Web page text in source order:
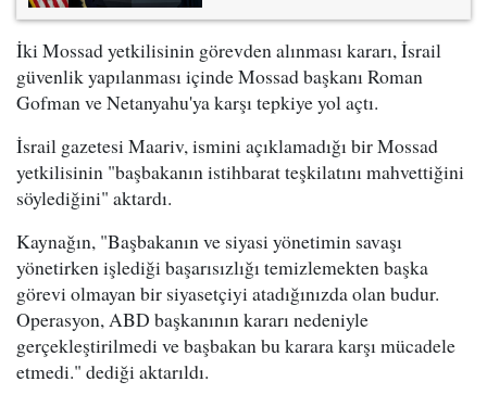
İki Mossad yetkilisinin görevden alınması kararı, İsrail
güvenlik yapılanması içinde Mossad başkanı Roman
Gofman ve Netanyahu'ya karşı tepkiye yol açtı.
İsrail gazetesi Maariv, ismini açıklamadığı bir Mossad
yetkilisinin "başbakanın istihbarat teşkilatını mahvettiğini
söylediğini" aktardı.
Kaynağın, "Başbakanın ve siyasi yönetimin savaşı
yönetirken işlediği başarısızlığı temizlemekten başka
görevi olmayan bir siyasetçiyi atadığınızda olan budur.
Operasyon, ABD başkanının kararı nedeniyle
gerçekleştirilmedi ve başbakan bu karara karşı mücadele
etmedi." dediği aktarıldı.